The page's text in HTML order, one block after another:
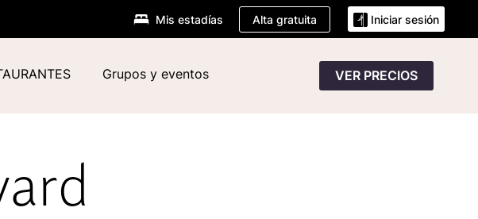
Mis estadías Alta gratuita Iniciar sesión
Grupos y eventos VER PRECIOS